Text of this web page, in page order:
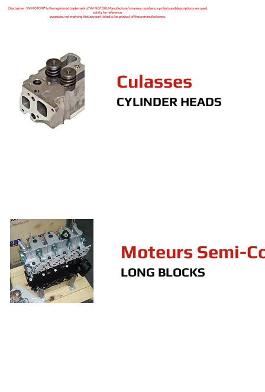
Disclaimer : VM MOTORI® is the registered trademark of VM MOTORI. Manufacturer's names, numbers, symbols and descriptions are used
solely for reference
purposes, not implying that any part listed is the product of these manufacturers.
Culasses
CYLINDER HEADS
Moteurs Semi-
LONG BLOCKS